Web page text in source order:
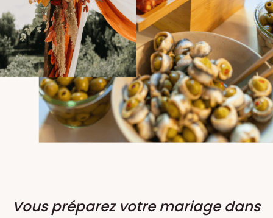
Vous préparez votre mariage dans